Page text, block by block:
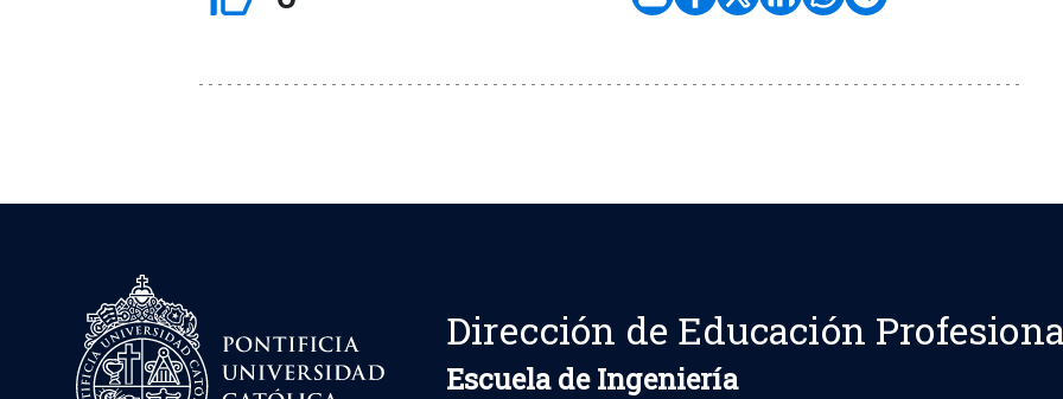
Dirección de Educación
Escuela de Ingeniería